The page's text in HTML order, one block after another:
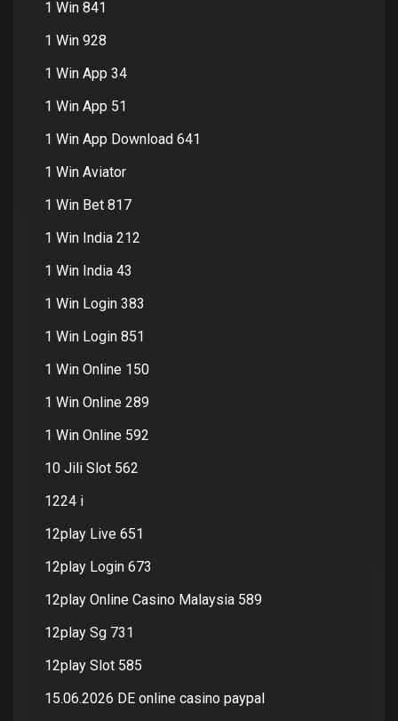
1 Win 841
1 Win 928
1 Win App 34
1 Win App 51
1 Win App Download 641
1 Win Aviator
1 Win Bet 817
1 Win India 212
1 Win India 43
1 Win Login 383
1 Win Login 851
1 Win Online 150
1 Win Online 289
1 Win Online 592
10 Jili Slot 562
1224 i
12play Live 651
12play Login 673
12play Online Casino Malaysia 589
12play Sg 731
12play Slot 585
15.06.2026 DE online casino paypal